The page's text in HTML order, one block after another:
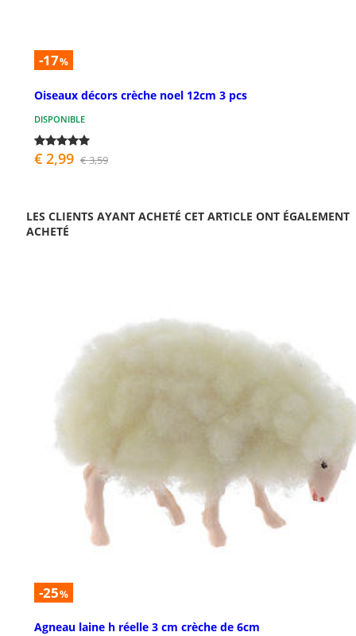
-17%
Oiseaux décors crèche noel 12cm 3 pcs
DISPONIBLE
€ 2,99 € 3,59
LES CLIENTS AYANT ACHETÉ CET ARTICLE ONT ÉGALEMENT
ACHETÉ
-25%
Agneau laine h réelle 3 cm crèche de 6cm